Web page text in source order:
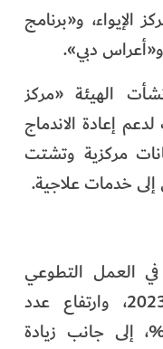
الإيواء، و«برنامج
دبي».
الهيئة «مركز
إعادة الاندماج
مركزية وتشتت
إلى خدمات علاجية.
في العمل التطوعي
بنسبة %23.3 بين 2022 و2023، وارتفاع عدد
التطوعية بنسبة 57 %، إلى جانب زيادة